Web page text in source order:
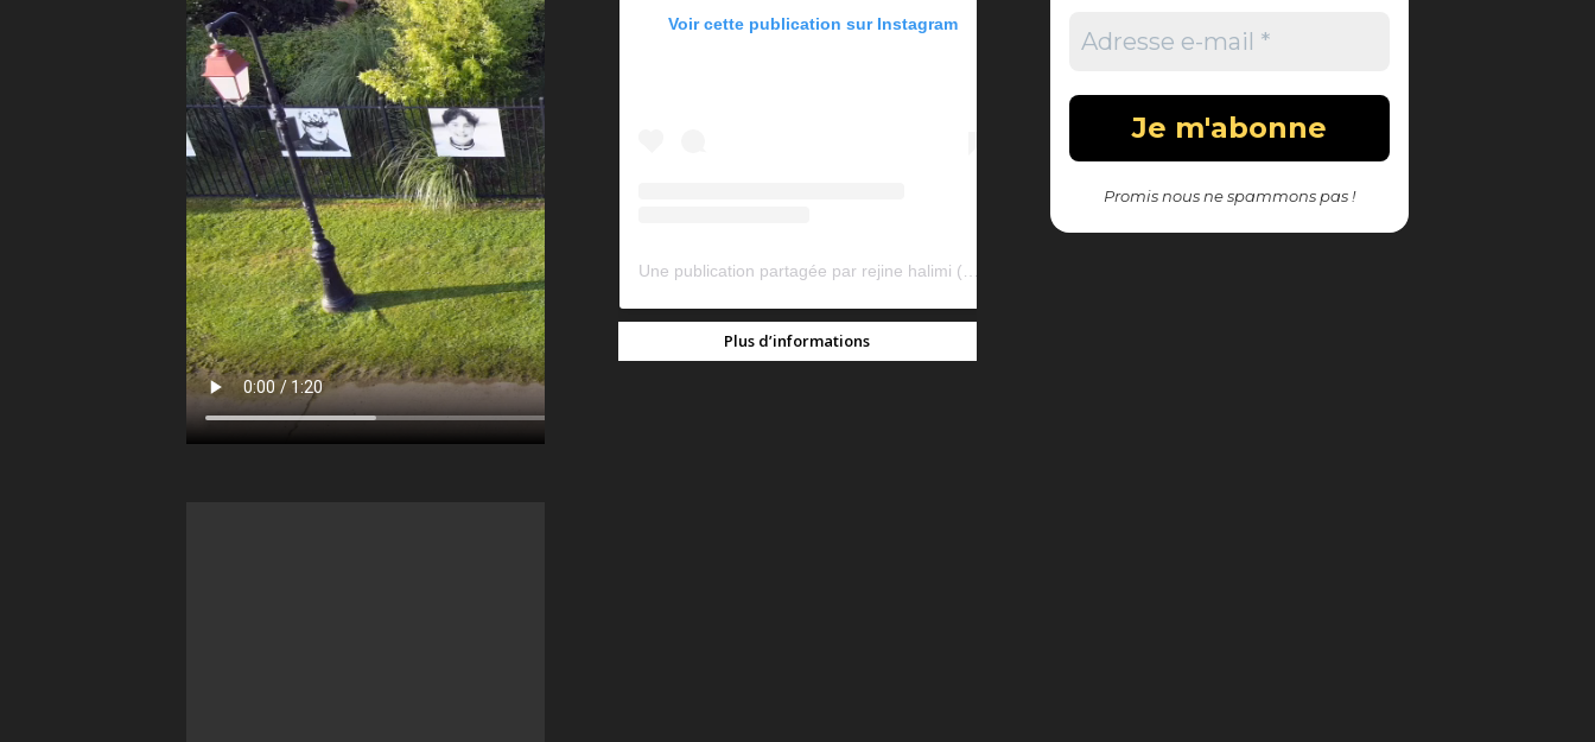
Voir cette publication sur Instagram
Plus d’informations
Promis nous ne spammons pas !